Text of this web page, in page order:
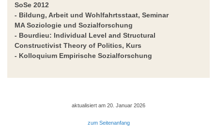
SoSe 2012
- Bildung, Arbeit und Wohlfahrtsstaat, Seminar
MA Soziologie und Sozialforschung
- Bourdieu: Individual Level and Structural
Constructivist Theory of Politics, Kurs
- Kolloquium Empirische Sozialforschung
aktualisiert am 20. Januar 2026
zum Seitenanfang